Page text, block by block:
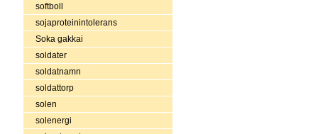
softboll
sojaproteinintolerans
Soka gakkai
soldater
soldatnamn
soldattorp
solen
solenergi